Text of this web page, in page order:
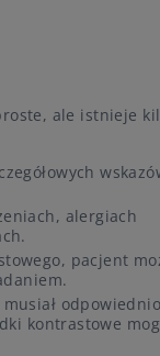
ale istnieje
alergiach
pacjent
odpowiednio
kontrastowe